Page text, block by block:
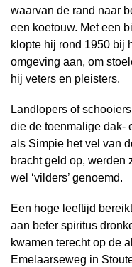
waarvan de rand naar
een koetouw. Met een
klopte hij rond 1950 bij
omgeving aan, om
hij veters en pleisters.
Landlopers of
die de toenmalige dak-
als Simpie het vel van
bracht geld op, werden
wel ‘vilders’ genoemd.
Een hoge leeftijd
aan beter spiritus
kwamen terecht op de
Emelaarseweg in